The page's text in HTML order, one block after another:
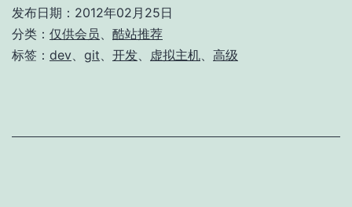
发布日期： 2012年02月25日
分类： 仅供会员
酷站推荐
标签： dev git 开发 虚拟主机 高级